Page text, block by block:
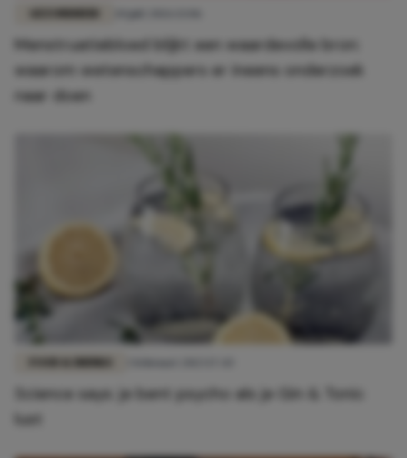
Menstruatiebloed blijkt een waardevolle bron:
waarom wetenschappers er ineens onderzoek
naar doen
Science says: je bent psycho als je Gin & Tonic
lust